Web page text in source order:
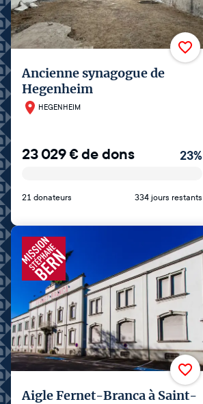
Ancienne synagogue de
Hegenheim
HEGENHEIM
23 029€de dons 23%
21 donateurs 334 jours restants
Aigle Fernet-Branca à Saint-